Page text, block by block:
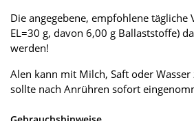
Die angegebene, empfohlene tägliche
EL=30 g, davon 6,00 g Ballaststoffe)
werden!
Alen kann mit Milch, Saft oder
sollte nach Anrühren sofort